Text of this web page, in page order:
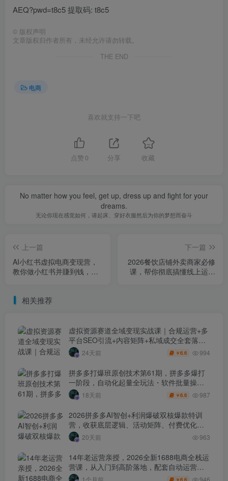
AEQ?pwd=t8c5 提取码: t8c5
© 版权声明
文章版权归作者所有，未经允许请勿转载。
THE END
电商
喜欢就支持一下吧
点赞 0 分享 收藏
No matter how you feel, get up, dress up and fight for your
dreams.
无论你现在感觉如何，请起床、穿好衣服然后为你的梦想而奋斗
上一篇
AI小红书虚拟电商变现营，
教你做小红书并賺到钱，虚
下一篇
2026餐饮店铺外卖商家必修
课，帮你彻底搞懂线上运营
相关推荐
虚拟资源赛道全域变现实战课｜合规运营+多
平台SEO引流+内容矩阵+私域成交全套落地
玩法24天前 ￥6.6 994
拼多多打爆班原创技术第61期，拼多多爆打
一阶段，自动化起量全玩法・软件批量操
作・投产优化・大促矩阵实战课
18天前 ￥6.6 987
2026拼多多AI智创+利润爆破双核爆款特训
营，收获底层逻辑、活动矩阵、付费优化、
0-1打爆SOP
20天前 963
14年老运营亲授，2026全新1688电商全栈运
营课，从入门到高阶落地，配套自动运营表
+工具包+直播诊断等
1个月前 ￥6.6 946